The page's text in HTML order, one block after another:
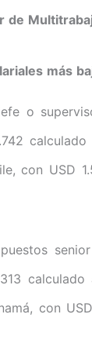
de
más
o
con USD
con